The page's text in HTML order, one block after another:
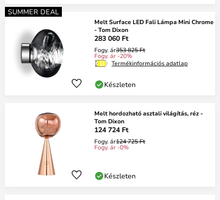
SUMMER DEAL
Melt Surface LED Fali Lámpa Mini Chrome
- Tom Dixon
283 060 Ft
Fogy. ár353 825 Ft
Fogy. ár -20%
Termékinformációs adatlap
Készleten
Melt hordozható asztali világítás, réz -
Tom Dixon
124 724 Ft
Fogy. ár124 725 Ft
Fogy. ár -0%
Készleten